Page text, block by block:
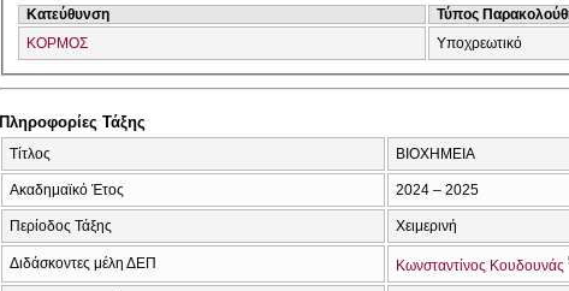
Κατεύθυνση Τύπος
ΚΟΡΜΟΣ
Υποχρεωτικό
Πληροφορίες Τάξης
Τίτλος ΒΙΟΧΗΜΕΙΑ
Ακαδημαϊκό Έτος 2024 – 2025
Περίοδος Τάξης Χειμερινή
Διδάσκοντες μέλη ΔΕΠ Κωνσταντίνος Κουδουνάς